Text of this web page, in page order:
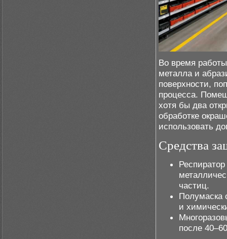
Во время
металла и
поверхности,
процесса.
хотя бы два
обработке
использовать
Средства
частиц.
Полумаска
и
после